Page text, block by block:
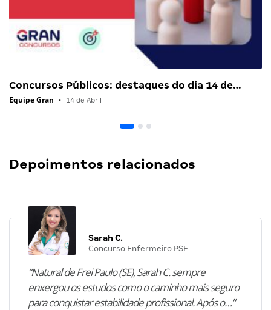
Concursos Públicos: destaques do dia 14 de…
Equipe Gran • 14 de Abril
Depoimentos relacionados
Sarah C.
Concurso Enfermeiro PSF
“Natural de Frei Paulo (SE), Sarah C. sempre
enxergou os estudos como o caminho mais seguro
para conquistar estabilidade profissional. Após o…”